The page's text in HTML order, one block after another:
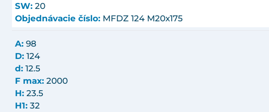
SW: 20
Objednávacie číslo: MFDZ 124 M20x175
A: 98
D: 124
d: 12.5
F max: 2000
H: 23.5
H1: 32